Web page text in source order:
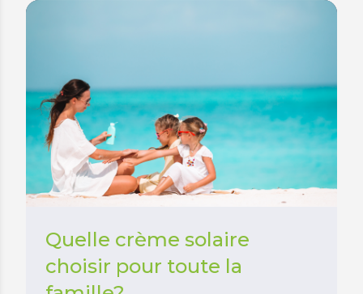
Quelle crème solaire
choisir pour toute la